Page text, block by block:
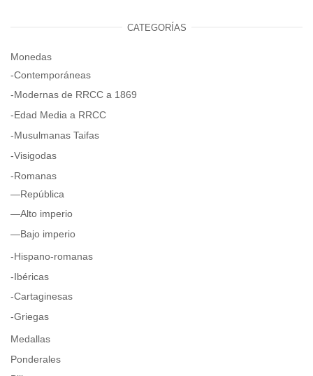
CATEGORÍAS
Monedas
-Contemporáneas
-Modernas de RRCC a 1869
-Edad Media a RRCC
-Musulmanas Taifas
-Visigodas
-Romanas
—República
—Alto imperio
—Bajo imperio
-Hispano-romanas
-Ibéricas
-Cartaginesas
-Griegas
Medallas
Ponderales